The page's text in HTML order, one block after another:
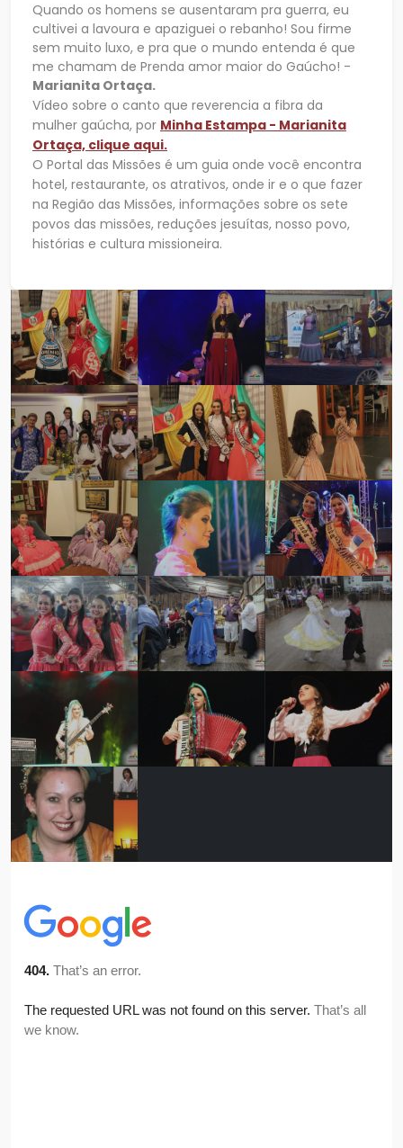
Quando os homens se ausentaram pra guerra, eu
cultivei a lavoura e apaziguei o rebanho! Sou firme
sem muito luxo, e pra que o mundo entenda é que
me chamam de Prenda amor maior do Gaúcho! -
Marianita Ortaça.
Vídeo sobre o canto que reverencia a fibra da
mulher gaúcha, por Minha Estampa - Marianita
Ortaça, clique aqui.
O Portal das Missões é um guia onde você encontra
hotel, restaurante, os atrativos, onde ir e o que fazer
na Região das Missões, informações sobre os sete
povos das missões, reduções jesuítas, nosso povo,
histórias e cultura missioneira.